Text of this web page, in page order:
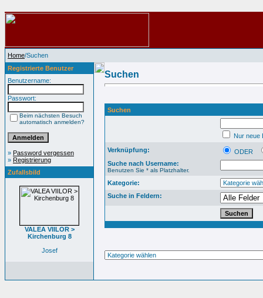
Home/Suchen
Registrierte Benutzer
Benutzername:
Passwort:
Beim nächsten Besuch
automatisch anmelden?
» Password vergessen
» Registrierung
Zufallsbild
VALEA VIILOR >
Kirchenburg 8
Josef
Suchen
Suchen
Nur neue
Verknüpfung:
ODER
Suche nach Username:
Benutzen Sie * als Platzhalter.
Kategorie:
Suche in Feldern: